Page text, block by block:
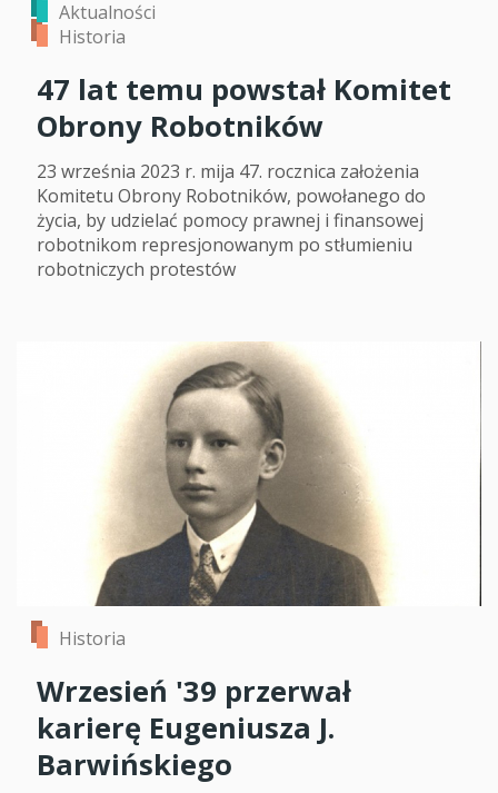
Aktualności
Historia
47 lat temu powstał Komitet
Obrony Robotników
23 września 2023 r. mija 47. rocznica założenia
Komitetu Obrony Robotników, powołanego do
życia, by udzielać pomocy prawnej i finansowej
robotnikom represjonowanym po stłumieniu
robotniczych protestów
Historia
Wrzesień '39 przerwał
karierę Eugeniusza J.
Barwińskiego